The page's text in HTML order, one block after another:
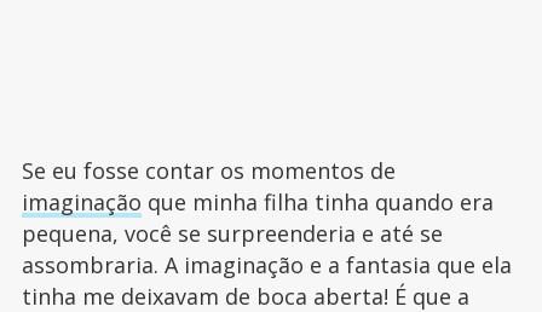
Se eu fosse contar os momentos de
imaginação que minha filha tinha quando era
pequena, você se surpreenderia e até se
assombraria. A imaginação e a fantasia que ela
tinha me deixavam de boca aberta! É que a